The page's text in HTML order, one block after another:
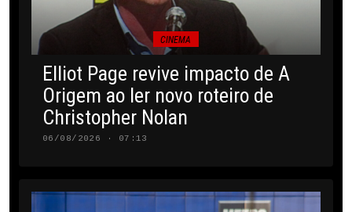
CINEMA
Elliot Page revive impacto de A
Origem ao ler novo roteiro de
Christopher Nolan
06/08/2026 · 07:13